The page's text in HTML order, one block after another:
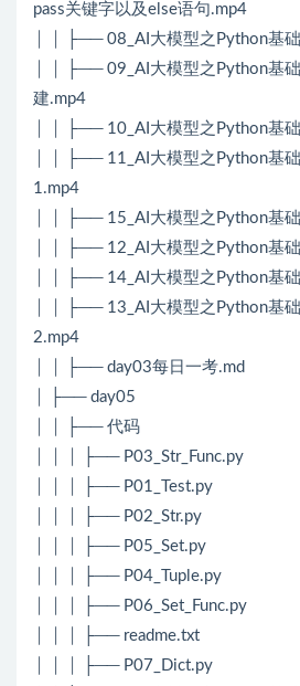
pass关键字以及else语句.mp4
│ │ ├── 08_AI大模型之Python基
│ │ ├── 09_AI大模型之Python基
建.mp4
│ │ ├── 10_AI大模型之Python基
│ │ ├── 11_AI大模型之Python基
1.mp4
│ │ ├── 15_AI大模型之Python基
│ │ ├── 12_AI大模型之Python基
│ │ ├── 14_AI大模型之Python基
│ │ ├── 13_AI大模型之Python基
2.mp4
│ │ ├── day03每日一考.md
│ ├── day05
│ │ ├── 代码
│ │ │ ├── P03_Str_Func.py
│ │ │ ├── P01_Test.py
│ │ │ ├── P02_Str.py
│ │ │ ├── P05_Set.py
│ │ │ ├── P04_Tuple.py
│ │ │ ├── P06_Set_Func.py
│ │ │ ├── readme.txt
│ │ │ ├── P07_Dict.py